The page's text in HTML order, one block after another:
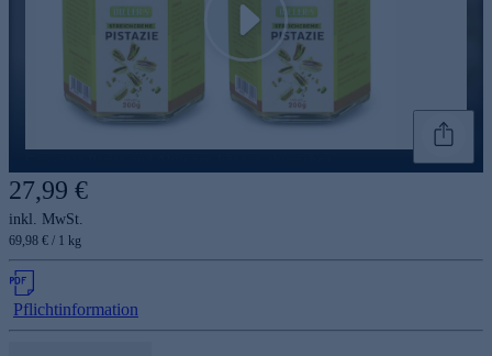
Play
27,99 €
inkl. MwSt.
69,98 € / 1 kg
Pflichtinformation